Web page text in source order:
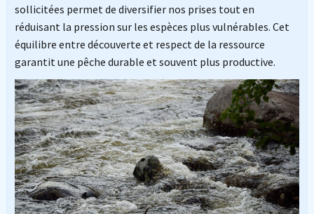
sollicitées permet de diversifier nos prises tout en
réduisant la pression sur les espèces plus vulnérables. Cet
équilibre entre découverte et respect de la ressource
garantit une pêche durable et souvent plus productive.